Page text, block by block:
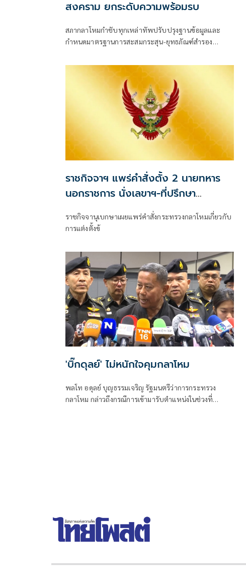
สงคราม ยกระดับความพร้อมรบ
สภากลาโหมกำชับทุกเหล่าทัพปรับปรุงฐานข้อมูลและ
กำหนดมาตรฐานการสะสมกระสุน-ยุทธภัณฑ์สำรอง
ราชกิจจาฯ แพร่คำสั่งตั้ง 2 นายทหาร
นอกราชการ นั่งเลขาฯ-ที่ปรึกษา
ราชกิจจานุเบกษาเผยแพร่คำสั่งกระทรวงกลาโหมเกี่ยวกับ
การแต่งตั้งข้
'บิ๊กดุลย์' ไม่หนักใจคุมกลาโหม
พลโท อดุลย์ บุญธรรมเจริญ รัฐมนตรีว่าการกระทรวง
กลาโหม กล่าวถึงกรณีการเข้ามารับตำแหน่งในช่วงที่